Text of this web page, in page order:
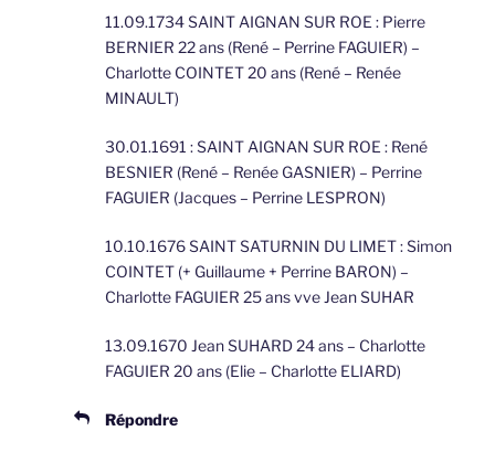
11.09.1734 SAINT AIGNAN SUR ROE : Pierre
BERNIER 22 ans (René – Perrine FAGUIER) –
Charlotte COINTET 20 ans (René – Renée
MINAULT)
30.01.1691 : SAINT AIGNAN SUR ROE : René
BESNIER (René – Renée GASNIER) – Perrine
FAGUIER (Jacques – Perrine LESPRON)
10.10.1676 SAINT SATURNIN DU LIMET : Simon
COINTET (+ Guillaume + Perrine BARON) –
Charlotte FAGUIER 25 ans vve Jean SUHAR
13.09.1670 Jean SUHARD 24 ans – Charlotte
FAGUIER 20 ans (Elie – Charlotte ELIARD)
Répondre